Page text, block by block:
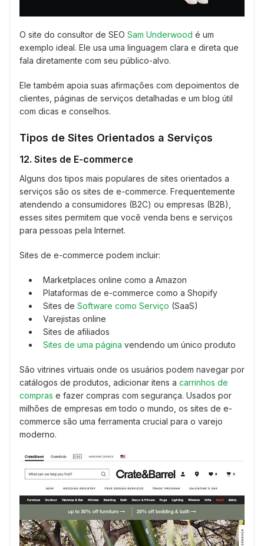
O site do consultor de SEO Sam Underwood é um
exemplo ideal. Ele usa uma linguagem clara e direta que
fala diretamente com seu público-alvo.
Ele também apoia suas afirmações com depoimentos de
clientes, páginas de serviços detalhadas e um blog útil
com dicas e conselhos.
Tipos de Sites Orientados a Serviços
12. Sites de E-commerce
Alguns dos tipos mais populares de sites orientados a
serviços são os sites de e-commerce. Frequentemente
atendendo a consumidores (B2C) ou empresas (B2B),
esses sites permitem que você venda bens e serviços
para pessoas pela Internet.
Sites de e-commerce podem incluir:
Marketplaces online como a Amazon
Plataformas de e-commerce como a Shopify
Sites de Software como Serviço (SaaS)
Varejistas online
Sites de afiliados
Sites de uma página vendendo um único produto
São vitrines virtuais onde os usuários podem navegar por
catálogos de produtos, adicionar itens a carrinhos de
compras e fazer compras com segurança. Usados por
milhões de empresas em todo o mundo, os sites de e-
commerce são uma ferramenta crucial para o varejo
moderno.